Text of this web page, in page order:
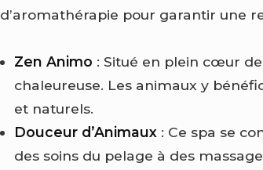
d’aromathérapie pour garantir une
Zen Animo : Situé en plein cœur
chaleureuse. Les animaux y
et naturels.
Douceur d’Animaux: Ce spa se
des soins du pelage à des